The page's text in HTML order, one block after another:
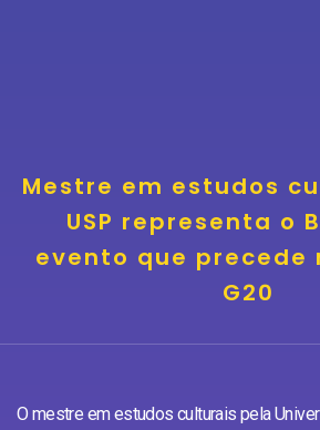
Mestre em estudos
USP representa o
evento que precede
G20
O mestre em estudos culturais pela